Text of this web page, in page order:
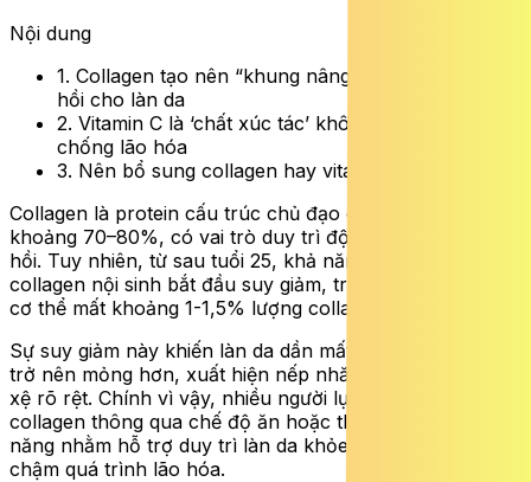
Nội dung
1. Collagen tạo nên “khung nâng đỡ” và giữ độ đàn
hồi cho làn da
2. Vitamin C là ‘chất xúc tác’ không thể thiếu trong
chống lão hóa
3. Nên bổ sung collagen hay vitamin C?
Collagen là protein cấu trúc chủ đạo của làn da, chiếm
khoảng 70–80%, có vai trò duy trì độ săn chắc và đàn
hồi. Tuy nhiên, từ sau tuổi 25, khả năng tổng hợp
collagen nội sinh bắt đầu suy giảm, trung bình mỗi năm
cơ thể mất khoảng 1-1,5% lượng collagen.
Sự suy giảm này khiến làn da dần mất đi độ căng mịn,
trở nên mỏng hơn, xuất hiện nếp nhăn và dấu hiệu chảy
xệ rõ rệt. Chính vì vậy, nhiều người lựa chọn bổ sung
collagen thông qua chế độ ăn hoặc thực phẩm chức
năng nhằm hỗ trợ duy trì làn da khỏe mạnh và làm
chậm quá trình lão hóa.